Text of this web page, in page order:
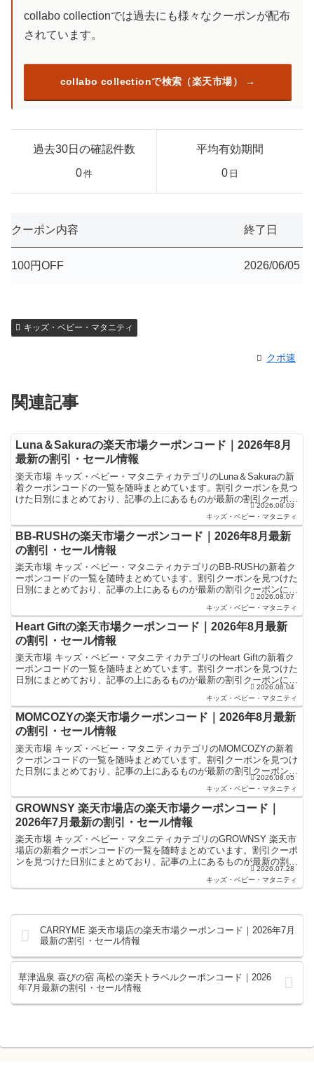
collabo collectionでは過去にも様々なクーポンが配布
されています。
collabo collectionで検索（楽天市場）
過去30日の確認件数
0件
平均有効期間
0 日
クーポン内容 終了日
100円OFF 2026/06/05
キッズ・ベビー・マタニティ
クポ速
関連記事
Luna＆Sakuraの楽天市場クーポンコード｜2026年8月
最新の割引・セール情報
楽天市場 キッズ・ベビー・マタニティカテゴリのLuna＆Sakuraの新
着クーポンコードの一覧を随時まとめています。割引クーポンを見つ
けた日別にまとめており、記事の上にあるものが最新の割引クーポン
2026.08.03
キッズ・ベビー・マタニティ
BB-RUSHの楽天市場クーポンコード｜2026年8月最新
の割引・セール情報
楽天市場 キッズ・ベビー・マタニティカテゴリのBB-RUSHの新着ク
ーポンコードの一覧を随時まとめています。割引クーポンを見つけた
日別にまとめており、記事の上にあるものが最新の割引クーポンにな
2026.08.07
キッズ・ベビー・マタニティ
Heart Giftの楽天市場クーポンコード｜2026年8月最新
の割引・セール情報
楽天市場 キッズ・ベビー・マタニティカテゴリのHeart Giftの新着ク
ーポンコードの一覧を随時まとめています。割引クーポンを見つけた
日別にまとめており、記事の上にあるものが最新の割引クーポンにな
2026.08.04
キッズ・ベビー・マタニティ
MOMCOZYの楽天市場クーポンコード｜2026年8月最新
の割引・セール情報
楽天市場 キッズ・ベビー・マタニティカテゴリのMOMCOZYの新着
クーポンコードの一覧を随時まとめています。割引クーポンを見つけ
た日別にまとめており、記事の上にあるものが最新の割引クーポンに
なります。楽天スーパーセールやお買い物マラソンなど...
2026.08.05
キッズ・ベビー・マタニティ
GROWNSY 楽天市場店の楽天市場クーポンコード｜
2026年7月最新の割引・セール情報
楽天市場 キッズ・ベビー・マタニティカテゴリのGROWNSY 楽天市
場店の新着クーポンコードの一覧を随時まとめています。割引クーポ
ンを見つけた日別にまとめており、記事の上にあるものが最新の割引
2026.07.28
キッズ・ベビー・マタニティ
CARRYME 楽天市場店の楽天市場クーポンコード｜2026年7月
最新の割引・セール情報
草津温泉 喜びの宿 高松の楽天トラベルクーポンコード｜2026
年7月最新の割引・セール情報